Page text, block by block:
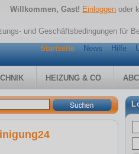
Willkommen, Gast! Einloggen oder
und Geschäftsbedingungen für
Startseite
News Hilfe
HEIZUNG & CO ABC